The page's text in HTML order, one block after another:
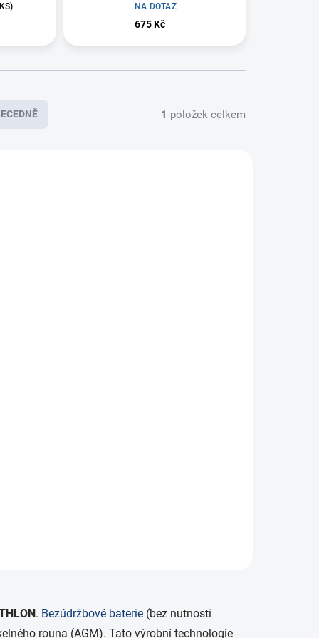
) NA DOTAZ
675 Kč
1 položek celkem
. Bezúdržbové baterie (bez nutnosti
rouna (AGM). Tato výrobní technologie